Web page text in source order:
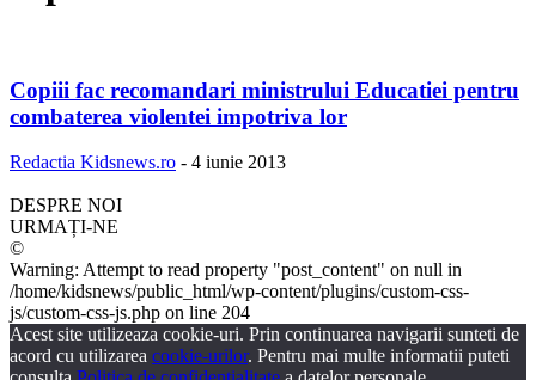
Copiii fac recomandari ministrului Educatiei pentru
combaterea violentei impotriva lor
Redactia Kidsnews.ro - 4 iunie 2013
DESPRE NOI
URMAȚI-NE
©
Warning: Attempt to read property "post_content" on null in
/home/kidsnews/public_html/wp-content/plugins/custom-css-
js/custom-css-js.php on line 204
Acest site utilizeaza cookie-uri. Prin continuarea navigarii sunteti de
acord cu utilizarea cookie-urilor. Pentru mai multe informatii puteti